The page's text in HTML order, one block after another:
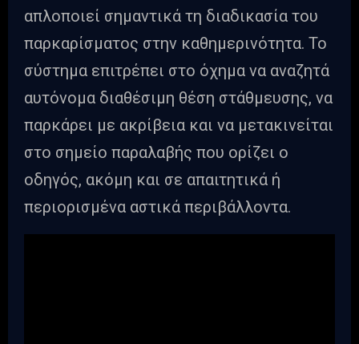
απλοποιεί σημαντικά τη διαδικασία του
παρκαρίσματος στην καθημερινότητα. Το
σύστημα επιτρέπει στο όχημα να αναζητά
αυτόνομα διαθέσιμη θέση στάθμευσης, να
παρκάρει με ακρίβεια και να μετακινείται
στο σημείο παραλαβής που ορίζει ο
οδηγός, ακόμη και σε απαιτητικά ή
περιορισμένα αστικά περιβάλλοντα.